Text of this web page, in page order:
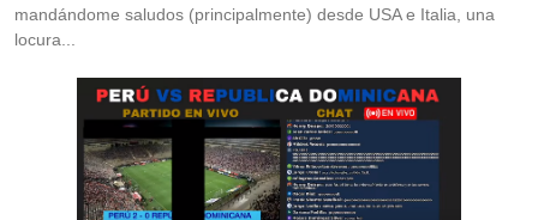
mandándome saludos (principalmente) desde USA e Italia, una
locura...